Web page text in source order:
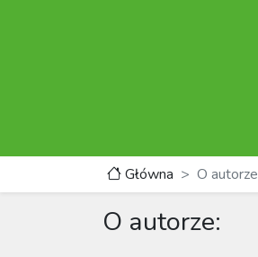
Główna
O autorze
O autorze: